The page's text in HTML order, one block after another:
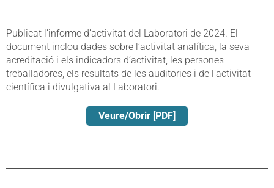
Publicat l’informe d’activitat del Laboratori de 2024. El
document inclou dades sobre l’activitat analítica, la seva
acreditació i els indicadors d’activitat, les persones
treballadores, els resultats de les auditories i de l’activitat
científica i divulgativa al Laboratori.
Veure/Obrir [PDF]